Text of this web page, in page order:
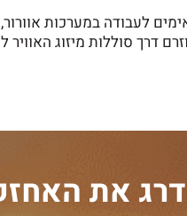
לעבודה במערכות אוורור,
דרך סוללות מיזוג האוויר
את